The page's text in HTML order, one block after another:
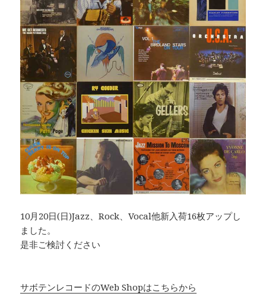
10月20日(日)Jazz、Rock、Vocal他新入荷16枚アップし
ました。
是非ご検討ください
サボテンレコードのWeb Shopはこちらから